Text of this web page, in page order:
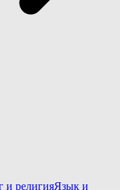
и религияЯзык и